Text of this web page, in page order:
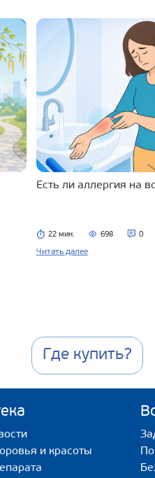
Есть ли аллергия на
22 мин. 698 0
Читать далее
Где купить?
и красоты